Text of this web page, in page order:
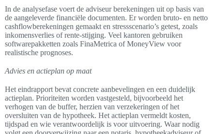
In de analysefase voert de adviseur berekeningen uit op basis van
de aangeleverde financiële documenten. Er worden bruto- en netto
cashflowberekeningen gemaakt en stressscenario’s getest, zoals
inkomensverlies of rente-stijging. Veel kantoren gebruiken
softwarepakketten zoals FinaMetrica of MoneyView voor
realistische prognoses.
Advies en actieplan op maat
Het eindrapport bevat concrete aanbevelingen en een duidelijk
actieplan. Prioriteiten worden vastgesteld, bijvoorbeeld het
verhogen van de buffer, herzien van verzekeringen of het
oversluiten van de hypotheek. Het actieplan vermeldt kosten,
tijdspad en wie verantwoordelijk is voor uitvoering. Waar nodig